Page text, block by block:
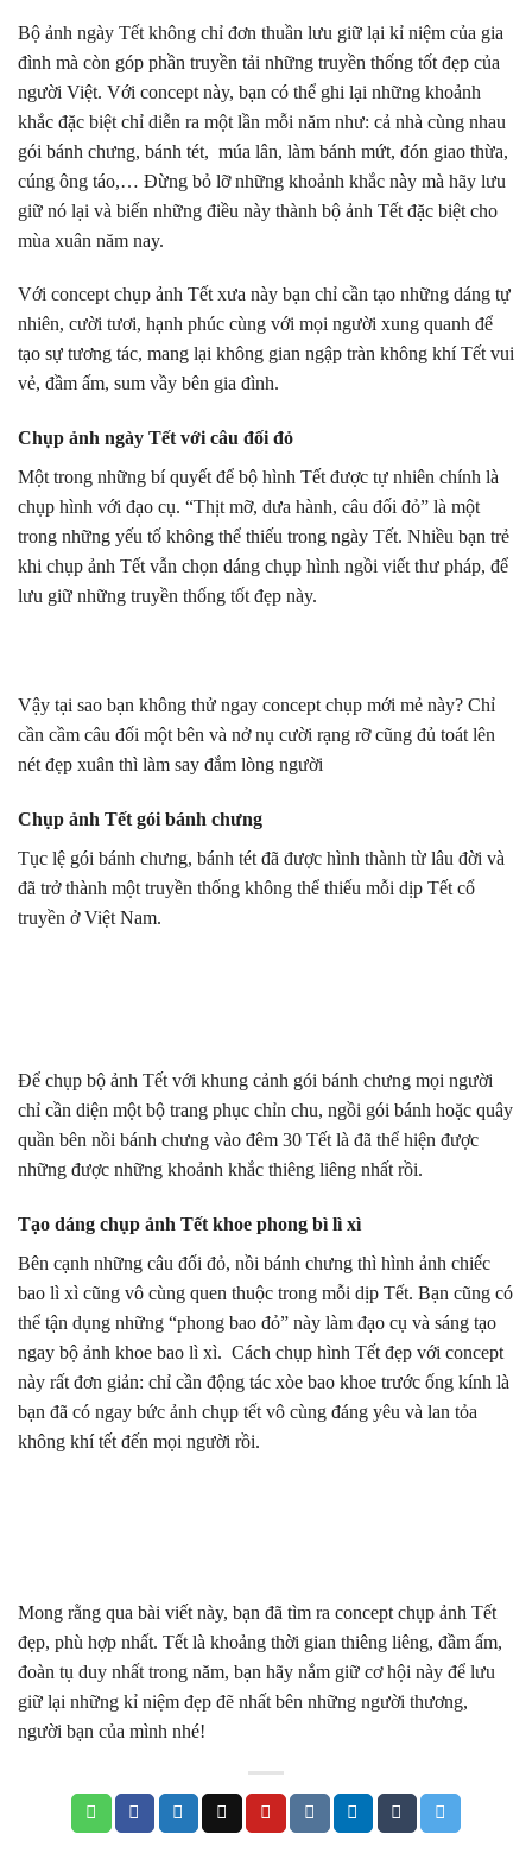
Bộ ảnh ngày Tết không chỉ đơn thuần lưu giữ lại kỉ niệm của gia
đình mà còn góp phần truyền tải những truyền thống tốt đẹp của
người Việt. Với concept này, bạn có thể ghi lại những khoảnh
khắc đặc biệt chỉ diễn ra một lần mỗi năm như: cả nhà cùng nhau
gói bánh chưng, bánh tét, múa lân, làm bánh mứt, đón giao thừa,
cúng ông táo,… Đừng bỏ lỡ những khoảnh khắc này mà hãy lưu
giữ nó lại và biến những điều này thành bộ ảnh Tết đặc biệt cho
mùa xuân năm nay.
Với concept chụp ảnh Tết xưa này bạn chỉ cần tạo những dáng tự
nhiên, cười tươi, hạnh phúc cùng với mọi người xung quanh để
tạo sự tương tác, mang lại không gian ngập tràn không khí Tết vui
vẻ, đầm ấm, sum vầy bên gia đình.
Chụp ảnh ngày Tết với câu đối đỏ
Một trong những bí quyết để bộ hình Tết được tự nhiên chính là
chụp hình với đạo cụ. “Thịt mỡ, dưa hành, câu đối đỏ” là một
trong những yếu tố không thể thiếu trong ngày Tết. Nhiều bạn trẻ
khi chụp ảnh Tết vẫn chọn dáng chụp hình ngồi viết thư pháp, để
lưu giữ những truyền thống tốt đẹp này.
Vậy tại sao bạn không thử ngay concept chụp mới mẻ này? Chỉ
cần cầm câu đối một bên và nở nụ cười rạng rỡ cũng đủ toát lên
nét đẹp xuân thì làm say đắm lòng người
Chụp ảnh Tết gói bánh chưng
Tục lệ gói bánh chưng, bánh tét đã được hình thành từ lâu đời và
đã trở thành một truyền thống không thể thiếu mỗi dịp Tết cổ
truyền ở Việt Nam.
Để chụp bộ ảnh Tết với khung cảnh gói bánh chưng mọi người
chỉ cần diện một bộ trang phục chỉn chu, ngồi gói bánh hoặc quây
quần bên nồi bánh chưng vào đêm 30 Tết là đã thể hiện được
những được những khoảnh khắc thiêng liêng nhất rồi.
Tạo dáng chụp ảnh Tết khoe phong bì lì xì
Bên cạnh những câu đối đỏ, nồi bánh chưng thì hình ảnh chiếc
bao lì xì cũng vô cùng quen thuộc trong mỗi dịp Tết. Bạn cũng có
thể tận dụng những “phong bao đỏ” này làm đạo cụ và sáng tạo
ngay bộ ảnh khoe bao lì xì. Cách chụp hình Tết đẹp với concept
này rất đơn giản: chỉ cần động tác xòe bao khoe trước ống kính là
bạn đã có ngay bức ảnh chụp tết vô cùng đáng yêu và lan tỏa
không khí tết đến mọi người rồi.
Mong rằng qua bài viết này, bạn đã tìm ra concept chụp ảnh Tết
đẹp, phù hợp nhất. Tết là khoảng thời gian thiêng liêng, đầm ấm,
đoàn tụ duy nhất trong năm, bạn hãy nắm giữ cơ hội này để lưu
giữ lại những kỉ niệm đẹp đẽ nhất bên những người thương,
người bạn của mình nhé!